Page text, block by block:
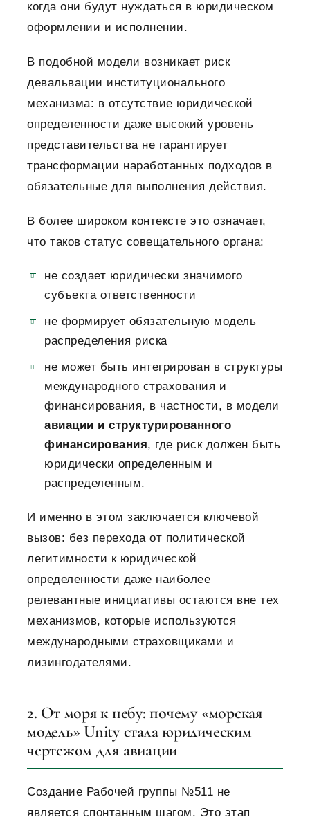
когда они будут нуждаться в юридическом
оформлении и исполнении.
В подобной модели возникает риск
девальвации институционального
механизма: в отсутствие юридической
определенности даже высокий уровень
представительства не гарантирует
трансформации наработанных подходов в
обязательные для выполнения действия.
В более широком контексте это означает,
что таков статус совещательного органа:
не создает юридически значимого
субъекта ответственности
не формирует обязательную модель
распределения риска
не может быть интегрирован в структуры
международного страхования и
финансирования, в частности, в модели
авиации и структурированного
финансирования, где риск должен быть
юридически определенным и
распределенным.
И именно в этом заключается ключевой
вызов: без перехода от политической
легитимности к юридической
определенности даже наиболее
релевантные инициативы остаются вне тех
механизмов, которые используются
международными страховщиками и
лизингодателями.
2. От моря к небу: почему «морская
модель» Unity стала юридическим
чертежом для авиации
Создание Рабочей группы №511 не
является спонтанным шагом. Это этап